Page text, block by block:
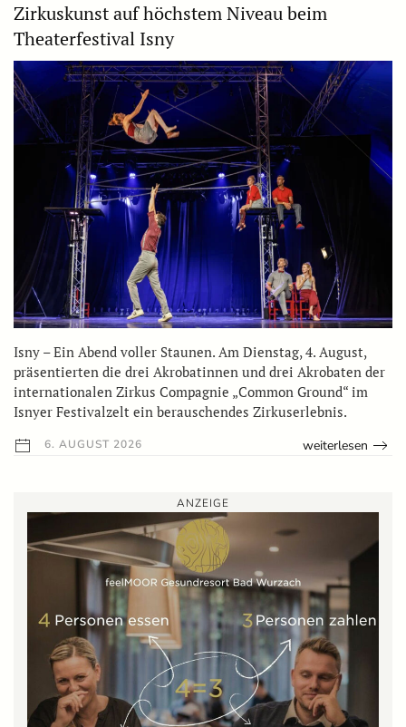
Zirkuskunst auf höchstem Niveau beim
Theaterfestival Isny
Isny – Ein Abend voller Staunen. Am Dienstag, 4. August,
präsentierten die drei Akrobatinnen und drei Akrobaten der
internationalen Zirkus Compagnie „Common Ground“ im
Isnyer Festivalzelt ein berauschendes Zirkuserlebnis.
6. AUGUST 2026 weiterlesen
ANZEIGE